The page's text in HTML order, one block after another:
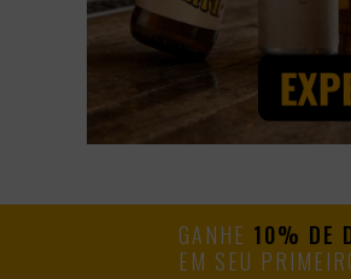
GANHE 10% DE
EM SEU